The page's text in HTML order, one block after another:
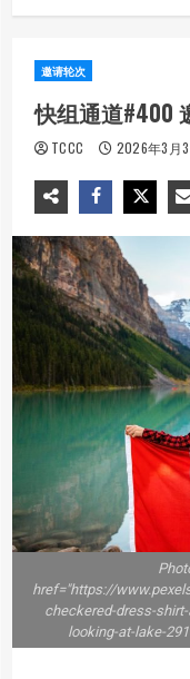
邀请轮次
快组通道#400
TCCC 2026年3月3
href="https://
checkered-dress-
looking-at-lake-